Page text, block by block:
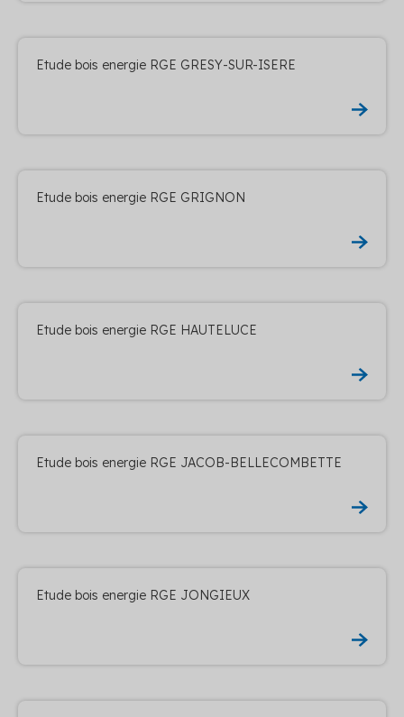
Etude bois energie RGE GRESY-SUR-ISERE
Etude bois energie RGE GRIGNON
Etude bois energie RGE HAUTELUCE
Etude bois energie RGE JACOB-BELLECOMBETTE
Etude bois energie RGE JONGIEUX